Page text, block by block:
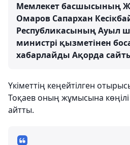
Мемлекет басшысының
Омаров Сапархан
Республикасының Ауыл
министрі қызметінен
хабарлайды Ақорда
Үкіметтің кеңейтілген
Тоқаев оның жұмысына
айтты.